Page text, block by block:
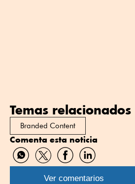
Temas relacionados
Branded Content
Comenta esta noticia
Compartir
por
WhatsApp
Compartir
por
Twitter
Compartir
por
Facebook
Compartir
por
Linkedin
Ver comentarios